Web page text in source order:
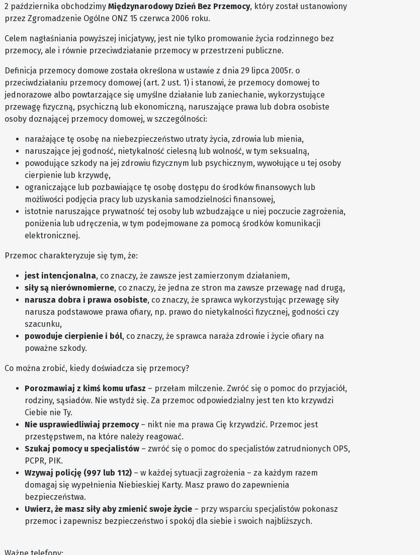
2 października obchodzimy Międzynarodowy Dzień Bez Przemocy, który został ustanowiony
przez Zgromadzenie Ogólne ONZ 15 czerwca 2006 roku.
Celem nagłaśniania powyższej inicjatywy, jest nie tylko promowanie życia rodzinnego bez
przemocy, ale i równie przeciwdziałanie przemocy w przestrzeni publiczne.
Definicja przemocy domowe została określona w ustawie z dnia 29 lipca 2005r. o
przeciwdziałaniu przemocy domowej (art. 2 ust. 1) i stanowi, że przemocy domowej to
jednorazowe albo powtarzające się umyślne działanie lub zaniechanie, wykorzystujące
przewagę fizyczną, psychiczną lub ekonomiczną, naruszające prawa lub dobra osobiste
osoby doznającej przemocy domowej, w szczególności:
narażające tę osobę na niebezpieczeństwo utraty życia, zdrowia lub mienia,
naruszające jej godność, nietykalność cielesną lub wolność, w tym seksualną,
powodujące szkody na jej zdrowiu fizycznym lub psychicznym, wywołujące u tej osoby
cierpienie lub krzywdę,
ograniczające lub pozbawiające tę osobę dostępu do środków finansowych lub
możliwości podjęcia pracy lub uzyskania samodzielności finansowej,
istotnie naruszające prywatność tej osoby lub wzbudzające u niej poczucie zagrożenia,
poniżenia lub udręczenia, w tym podejmowane za pomocą środków komunikacji
elektronicznej.
Przemoc charakteryzuje się tym, że:
jest intencjonalna, co znaczy, że zawsze jest zamierzonym działaniem,
siły są nierównomierne, co znaczy, że jedna ze stron ma zawsze przewagę nad drugą,
narusza dobra i prawa osobiste, co znaczy, że sprawca wykorzystując przewagę siły
narusza podstawowe prawa ofiary, np. prawo do nietykalności fizycznej, godności czy
szacunku,
powoduje cierpienie i ból, co znaczy, że sprawca naraża zdrowie i życie ofiary na
poważne szkody.
Co można zrobić, kiedy doświadcza się przemocy?
Porozmawiaj z kimś komu ufasz – przełam milczenie. Zwróć się o pomoc do przyjaciół,
rodziny, sąsiadów. Nie wstydź się. Za przemoc odpowiedzialny jest ten kto krzywdzi
Ciebie nie Ty.
Nie usprawiedliwiaj przemocy– nikt nie ma prawa Cię krzywdzić. Przemoc jest
przestępstwem, na które należy reagować.
Szukaj pomocy u specjalistów – zwróć się o pomoc do specjalistów zatrudnionych OPS,
PCPR, PIK.
Wzywaj policję (997 lub 112) – w każdej sytuacji zagrożenia – za każdym razem
domagaj się wypełnienia Niebieskiej Karty. Masz prawo do zapewnienia
bezpieczeństwa.
Uwierz, że masz siły aby zmienić swoje życie – przy wsparciu specjalistów pokonasz
przemoc i zapewnisz bezpieczeństwo i spokój dla siebie i swoich najbliższych.